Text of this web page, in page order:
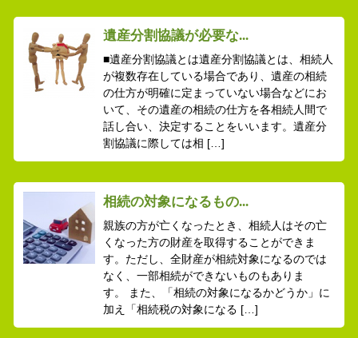
遺産分割協議が必要な...
■遺産分割協議とは遺産分割協議とは、相続人
が複数存在している場合であり、遺産の相続
の仕方が明確に定まっていない場合などにお
いて、その遺産の相続の仕方を各相続人間で
話し合い、決定することをいいます。遺産分
割協議に際しては相 […]
相続の対象になるもの...
親族の方が亡くなったとき、相続人はその亡
くなった方の財産を取得することができま
す。ただし、全財産が相続対象になるのでは
なく、一部相続ができないものもありま
す。 また、「相続の対象になるかどうか」に
加え「相続税の対象になる […]